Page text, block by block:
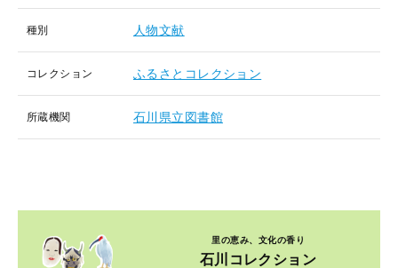
種別 人物文献
コレクション ふるさとコレクション
所蔵機関 石川県立図書館
里の恵み、文化の香り
石川コレクション